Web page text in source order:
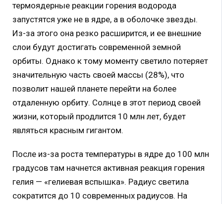
термоядерные реакции горения водорода
запустятся уже не в ядре, а в оболочке звезды.
Из-за этого она резко расширится, и ее внешние
слои будут достигать современной земной
орбиты. Однако к тому моменту светило потеряет
значительную часть своей массы (28%), что
позволит нашей планете перейти на более
отдаленную орбиту. Солнце в этот период своей
жизни, который продлится 10 млн лет, будет
являться красным гигантом.
После из-за роста температуры в ядре до 100 млн
градусов там начнется активная реакция горения
гелия — «гелиевая вспышка». Радиус светила
сократится до 10 современных радиусов. На